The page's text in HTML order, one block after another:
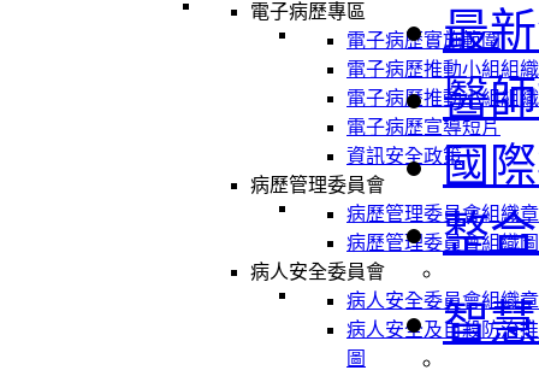
電子病歷專區
電子病歷實施範圍
電子病歷推動小組組
電子病歷推動小組組
電子病歷宣導短片
資訊安全政策
病歷管理委員會
病歷管理委員會組織
病歷管理委員會組織圖
病人安全委員會
病人安全委員會組織
病人安全及自殺防治
圖
最
醫
國
整
智